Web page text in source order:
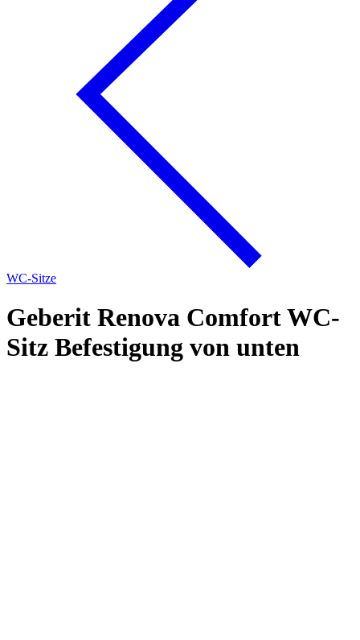
WC-Sitze
Geberit Renova Comfort WC-
Sitz Befestigung von unten